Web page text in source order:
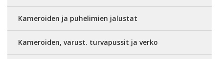
Kameroiden ja puhelimien jalustat
Kameroiden, varust. turvapussit ja verko